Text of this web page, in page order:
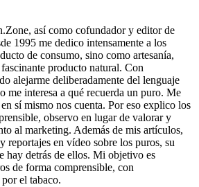
así como cofundador y editor de
1995 me dedico intensamente a los
de consumo, sino como artesanía,
producto natural. Con
alejarme deliberadamente del lenguaje
me interesa a qué recuerda un puro. Me
sí mismo nos cuenta. Por eso explico los
observo en lugar de valorar y
al marketing. Además de mis artículos,
reportajes en vídeo sobre los puros, su
hay detrás de ellos. Mi objetivo es
de forma comprensible, con
el tabaco.